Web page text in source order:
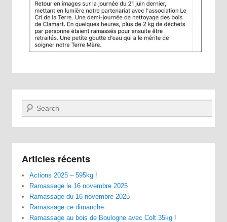
Recherche
Articles récents
Actions 2025 – 595kg !
Ramassage le 16 novembre 2025
Ramassage du 16 novembre 2025
Ramassage ce dimanche
Ramassage au bois de Boulogne avec Colt 35kg !